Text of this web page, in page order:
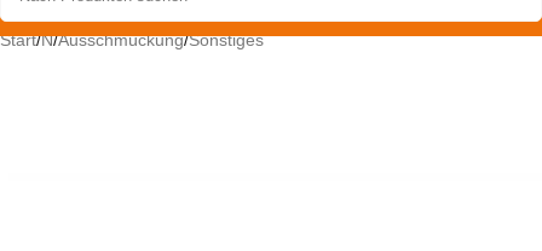
Start/N/Ausschmückung/Sonstiges